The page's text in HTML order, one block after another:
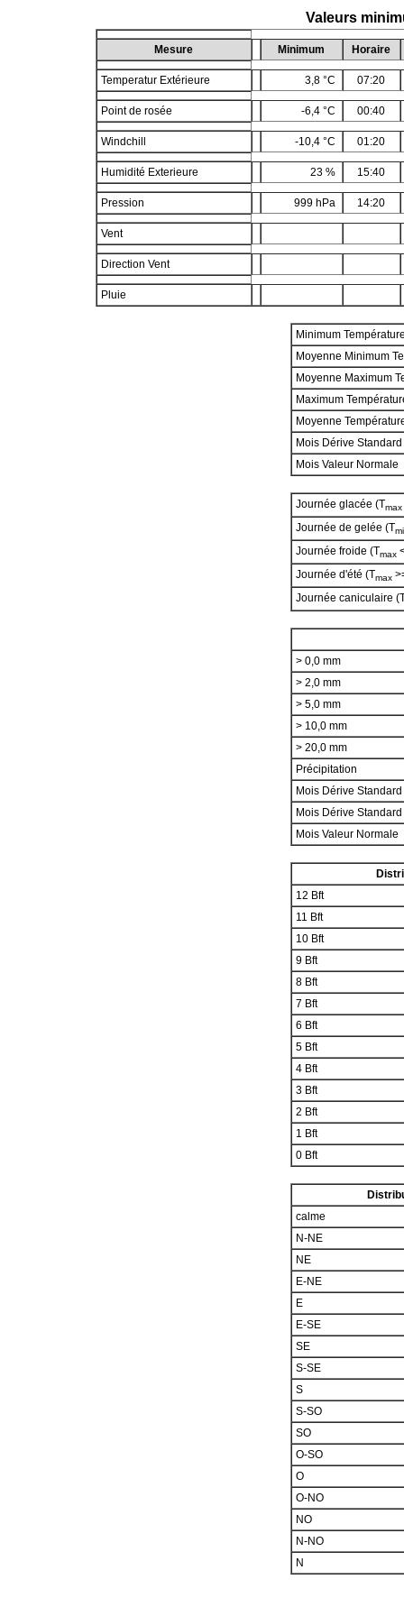
Valeurs
Mesure Minimum Horaire
Temperatur Extérieure 3,8 °C 07:20
Point de rosée -6,4 °C 00:40
Windchill -10,4 °C 01:20
Humidité Exterieure 23 % 15:40
Pression 999 hPa 14:20
Vent
Direction Vent
Pluie
Minimum
Moyenne Minimum
Moyenne Maximum
Maximum
Moyenne
Mois Dérive Standard
Mois Valeur Normale
Journée glacée (Tmax
Journée de gelée (T
Journée froide (Tmax
Journée d'été (Tmax
Journée caniculaire
> 0,0 mm
> 2,0 mm
> 5,0 mm
> 10,0 mm
> 20,0 mm
Précipitation
Mois Dérive Standard
Mois Dérive Standard
Mois Valeur Normale
12 Bft
11 Bft
10 Bft
9 Bft
8 Bft
7 Bft
6 Bft
5 Bft
4 Bft
3 Bft
2 Bft
1 Bft
0 Bft
calme
N-NE
NE
E-NE
E
E-SE
SE
S-SE
S
S-SO
SO
O-SO
O
O-NO
NO
N-NO
N